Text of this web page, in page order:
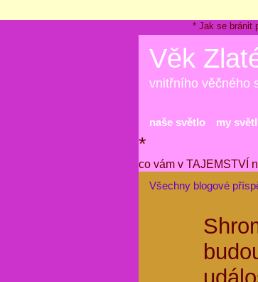
* Jak se bránit
Věk
vnitřního věčného
naše světlo my
*
co vám v TAJEMSTVÍ
Všechny blogové